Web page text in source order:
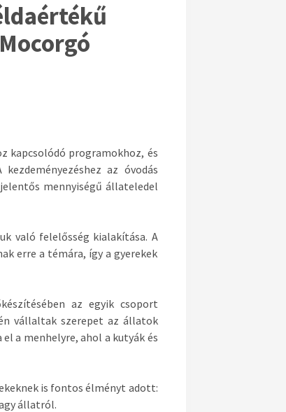
kapcsolódó programokhoz, és
az óvodás
mennyiségű állateledel
való felelősség kialakítása. A
erre a témára, így a gyerekek
készítésében az egyik csoport
vállaltak szerepet az állatok
a menhelyre, ahol a kutyák és
is fontos élményt adott:
állatról.